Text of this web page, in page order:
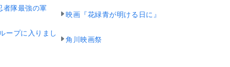
者隊最強の軍
映画『花緑青が明ける日に』
ープに入りまし
角川映画祭